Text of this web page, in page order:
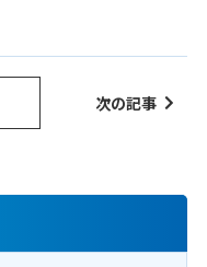
次の記事